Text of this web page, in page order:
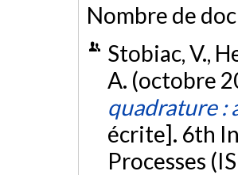
Nombre de
Stobiac, V.,
A. (octobre
quadrature :
écrite]. 6th
Processes